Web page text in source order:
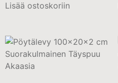
Lisää ostoskoriin